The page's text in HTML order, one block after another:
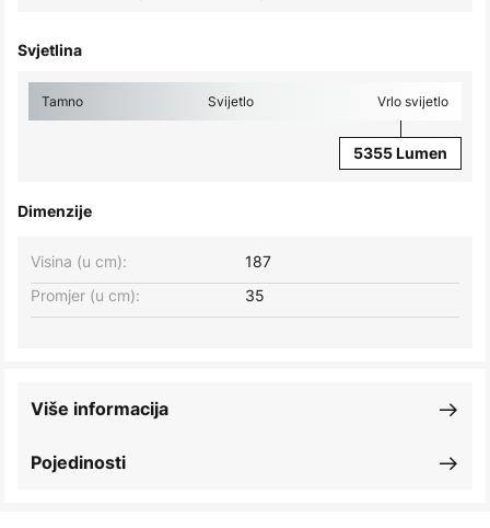
Svjetlina
Tamno Svijetlo Vrlo svijetlo
5355 Lumen
Dimenzije
Visina (u cm):
187
Promjer (u cm):
35
Pojedinosti
Više informacija